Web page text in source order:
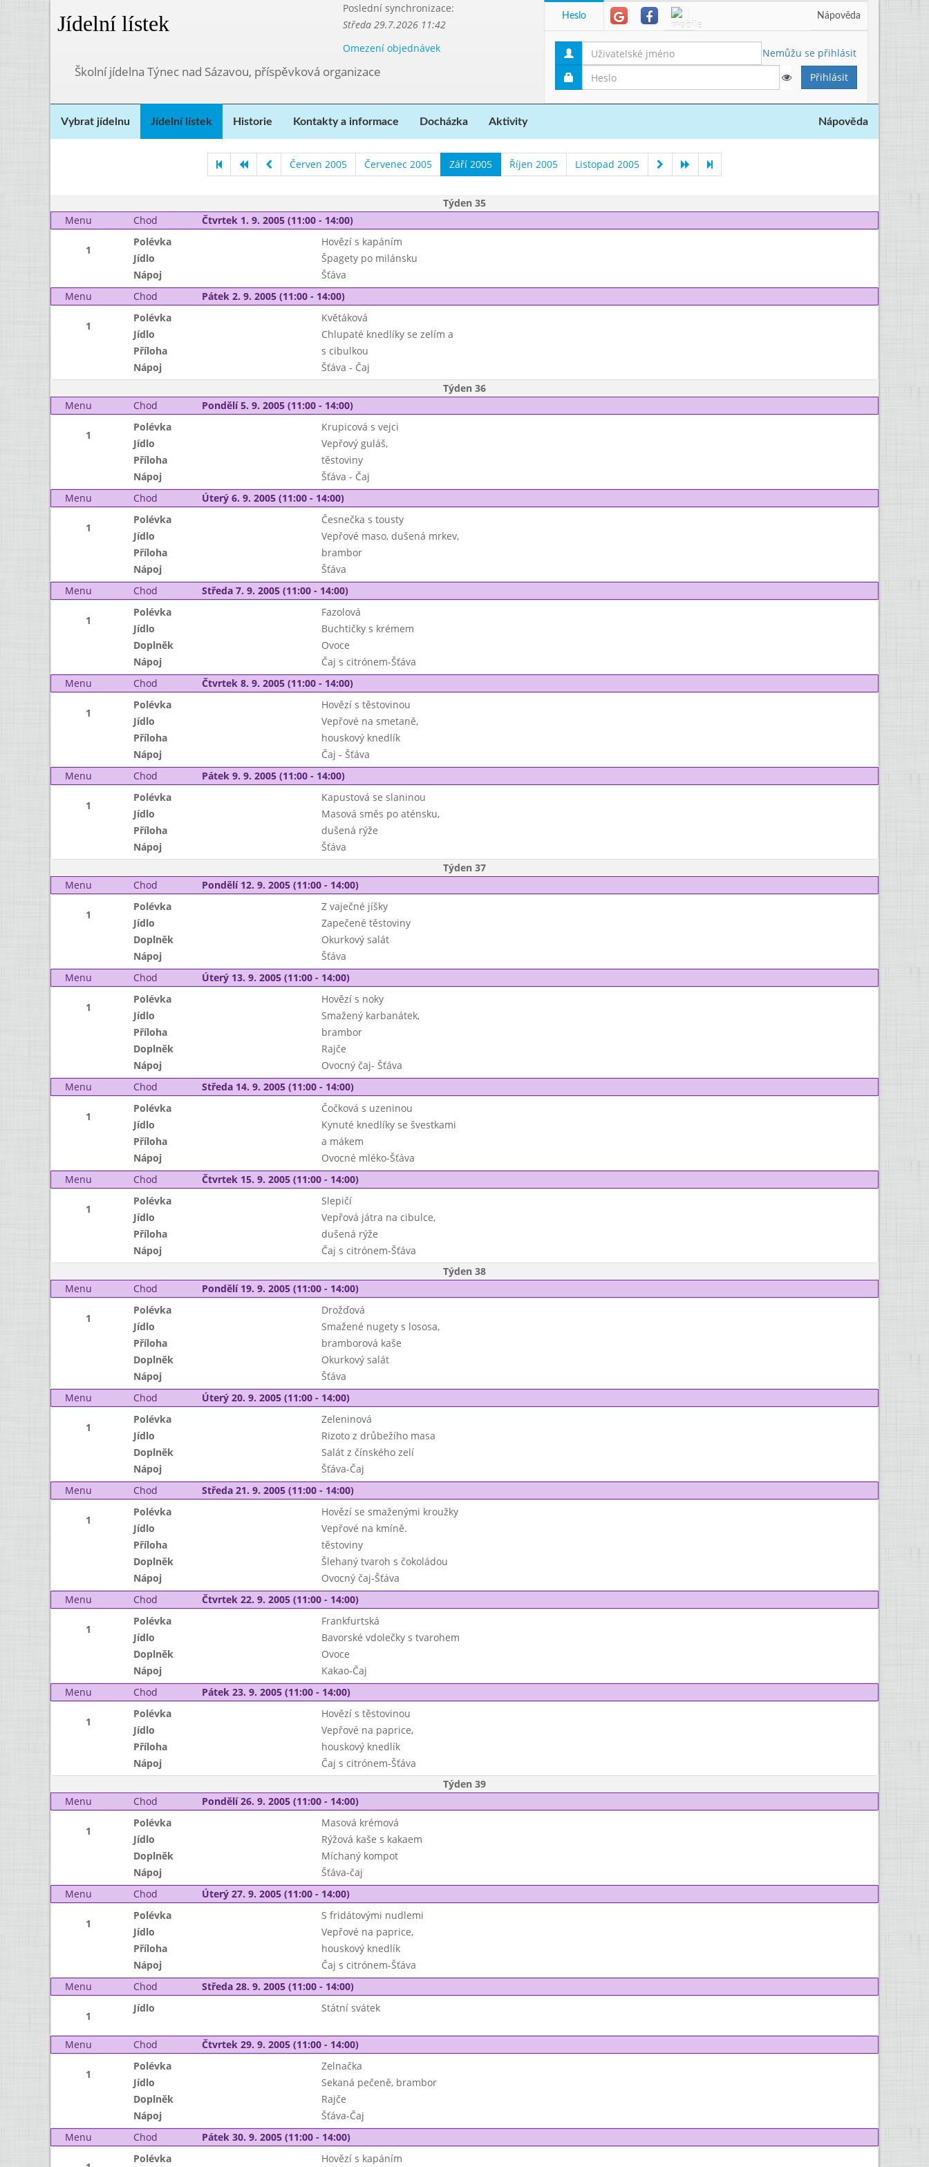
Jídelní lístek
Poslední synchronizace:
Středa 29.7.2026 11:42
Omezení objednávek
Školní jídelna Týnec nad Sázavou, příspěvková organizace
Heslo Nápověda
Nemůžu se přihlásit
Vybrat jídelnu Jídelní lístek Historie Kontakty a informace Docházka Aktivity Nápověda
Červen 2005 Červenec 2005 Září 2005 Říjen 2005 Listopad 2005
Týden 35
Menu
Chod Čtvrtek 1. 9. 2005 (11:00 - 14:00)
1
Polévka
Hovězí s kapáním
Jídlo
Špagety po milánsku
Nápoj
Šťáva
Menu
Chod Pátek 2. 9. 2005 (11:00 - 14:00)
1
Polévka
Květáková
Jídlo
Chlupaté knedlíky se zelím a
Příloha
s cibulkou
Nápoj
Šťáva - Čaj
Týden 36
Menu
Chod Pondělí 5. 9. 2005 (11:00 - 14:00)
1
Polévka
Krupicová s vejci
Jídlo
Vepřový guláš,
Příloha
těstoviny
Nápoj
Šťáva - Čaj
Menu
Chod Úterý 6. 9. 2005 (11:00 - 14:00)
1
Polévka
Česnečka s tousty
Jídlo
Vepřové maso, dušená mrkev,
Příloha
brambor
Nápoj
Šťáva
Menu
Chod Středa 7. 9. 2005 (11:00 - 14:00)
1
Polévka
Fazolová
Jídlo
Buchtičky s krémem
Doplněk
Ovoce
Nápoj
Čaj s citrónem-Šťáva
Menu
Chod Čtvrtek 8. 9. 2005 (11:00 - 14:00)
1
Polévka
Hovězí s těstovinou
Jídlo
Vepřové na smetaně,
Příloha
houskový knedlík
Nápoj
Čaj - Šťáva
Menu
Chod Pátek 9. 9. 2005 (11:00 - 14:00)
1
Polévka
Kapustová se slaninou
Jídlo
Masová směs po aténsku,
Příloha
dušená rýže
Nápoj
Šťáva
Týden 37
Menu
Chod Pondělí 12. 9. 2005 (11:00 - 14:00)
1
Polévka
Z vaječné jíšky
Jídlo
Zapečené těstoviny
Doplněk
Okurkový salát
Nápoj
Šťáva
Menu
Chod Úterý 13. 9. 2005 (11:00 - 14:00)
1
Polévka
Hovězí s noky
Jídlo
Smažený karbanátek,
Příloha
brambor
Doplněk
Rajče
Nápoj
Ovocný čaj- Šťáva
Menu
Chod Středa 14. 9. 2005 (11:00 - 14:00)
1
Polévka
Čočková s uzeninou
Jídlo
Kynuté knedlíky se švestkami
Příloha
a mákem
Nápoj
Ovocné mléko-Šťáva
Menu
Chod Čtvrtek 15. 9. 2005 (11:00 - 14:00)
1
Polévka
Slepičí
Jídlo
Vepřová játra na cibulce,
Příloha
dušená rýže
Nápoj
Čaj s citrónem-Šťáva
Týden 38
Menu
Chod Pondělí 19. 9. 2005 (11:00 - 14:00)
1
Polévka
Drožďová
Jídlo
Smažené nugety s lososa,
Příloha
bramborová kaše
Doplněk
Okurkový salát
Nápoj
Šťáva
Menu
Chod Úterý 20. 9. 2005 (11:00 - 14:00)
1
Polévka
Zeleninová
Jídlo
Rizoto z drůbežího masa
Doplněk
Salát z čínského zelí
Nápoj
Šťáva-Čaj
Menu
Chod Středa 21. 9. 2005 (11:00 - 14:00)
1
Polévka
Hovězí se smaženými kroužky
Jídlo
Vepřové na kmíně.
Příloha
těstoviny
Doplněk
Šlehaný tvaroh s čokoládou
Nápoj
Ovocný čaj-Šťáva
Menu
Chod Čtvrtek 22. 9. 2005 (11:00 - 14:00)
1
Polévka
Frankfurtská
Jídlo
Bavorské vdolečky s tvarohem
Doplněk
Ovoce
Nápoj
Kakao-Čaj
Menu
Chod Pátek 23. 9. 2005 (11:00 - 14:00)
1
Polévka
Hovězí s těstovinou
Jídlo
Vepřové na paprice,
Příloha
houskový knedlík
Nápoj
Čaj s citrónem-Šťáva
Týden 39
Menu
Chod Pondělí 26. 9. 2005 (11:00 - 14:00)
1
Polévka
Masová krémová
Jídlo
Rýžová kaše s kakaem
Doplněk
Míchaný kompot
Nápoj
Šťáva-čaj
Menu
Chod Úterý 27. 9. 2005 (11:00 - 14:00)
1
Polévka
S fridátovými nudlemi
Jídlo
Vepřové na paprice,
Příloha
houskový knedlík
Nápoj
Čaj s citrónem-Šťáva
Menu
Chod Středa 28. 9. 2005 (11:00 - 14:00)
1
Jídlo Státní svátek
Menu Chod Čtvrtek 29. 9. 2005 (11:00 - 14:00)
1
Polévka
Zelnačka
Jídlo
Sekaná pečeně, brambor
Doplněk
Rajče
Nápoj
Šťáva-Čaj
Menu
Chod Pátek 30. 9. 2005 (11:00 - 14:00)
Polévka Hovězí s kapáním